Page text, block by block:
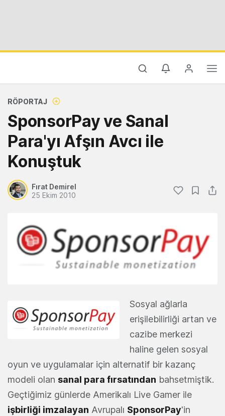
RÖPORTAJ
SponsorPay ve Sanal
Para'yı Afşın Avcı ile
Konuştuk
Fırat Demirel
25 Ekim 2010
Sosyal ağlarla
erişilebilirliği artan ve
cazibe merkezi
haline gelen sosyal
oyun ve uygulamalar için alternatif bir kazanç
modeli olan sanal para fırsatından bahsetmiştik.
Geçtiğimiz günlerde Amerikalı Live Gamer ile
işbirliği imzalayan Avrupalı SponsorPay'in